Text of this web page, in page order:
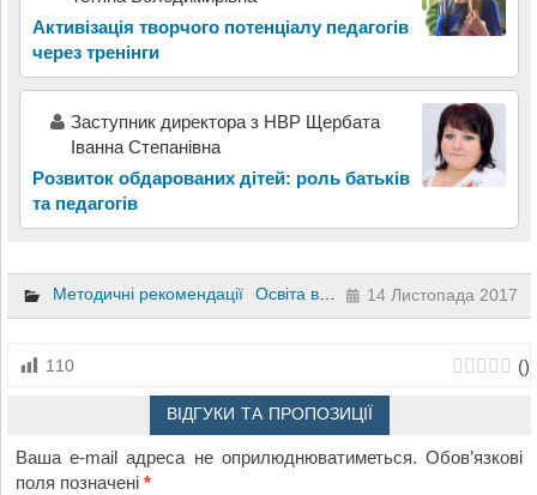
Активізація творчого потенціалу педагогів
через тренінги
Заступник директора з НВР Щербата
Іванна Степанівна
Розвиток обдарованих дітей: роль батьків
та педагогів
Методичні рекомендації Освіта в цілому Презентації
14 Листопада 2017
110 ()
ВІДГУКИ ТА ПРОПОЗИЦІЇ
Ваша e-mail адреса не оприлюднюватиметься. Обов’язкові
поля позначені*